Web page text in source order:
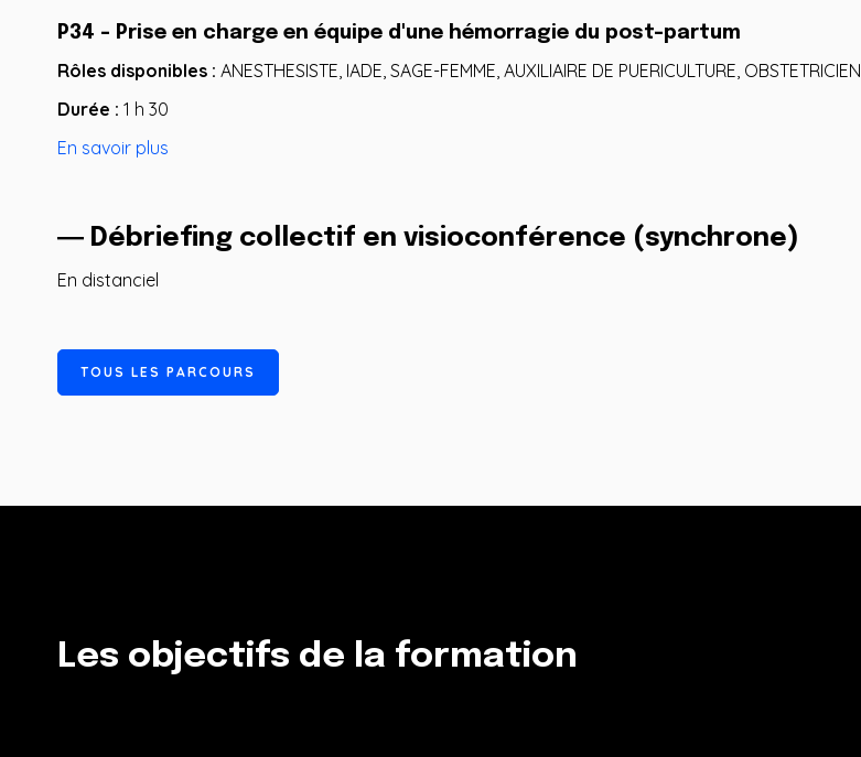
P34 - Prise en charge en équipe d'une hémorragie du post-partum
Rôles disponibles : ANESTHESISTE, IADE, SAGE-FEMME, AUXILIAIRE DE PUERICULTURE, OBSTETRICIEN
Durée : 1 h 30
En savoir plus
― Débriefing collectif en visioconférence (synchrone)
En distanciel
TOUS LE S PARCOURS
Les objectifs de la formation